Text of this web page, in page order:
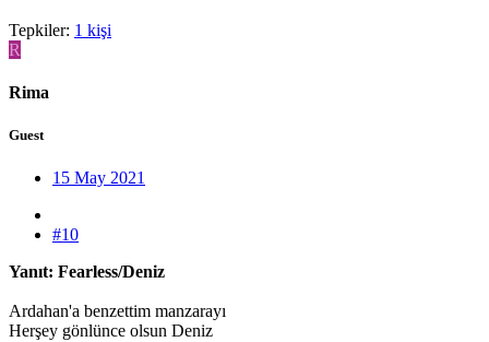
Tepkiler: 1 kişi
R
Rima
Guest
15 May 2021
#10
Yanıt: Fearless/Deniz
Ardahan'a benzettim manzarayı
Herşey gönlünce olsun Deniz